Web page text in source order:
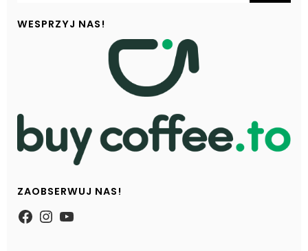
WESPRZYJ NAS!
ZAOBSERWUJ NAS!
https://www.facebook.com/
Instagram
YouTube